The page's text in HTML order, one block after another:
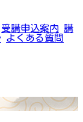
受講申込案内 講
よくある質問